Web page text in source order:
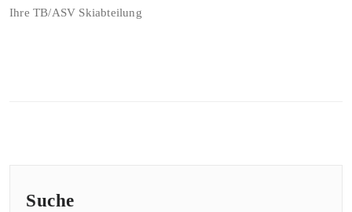
Ihre TB/ASV Skiabteilung
Suche